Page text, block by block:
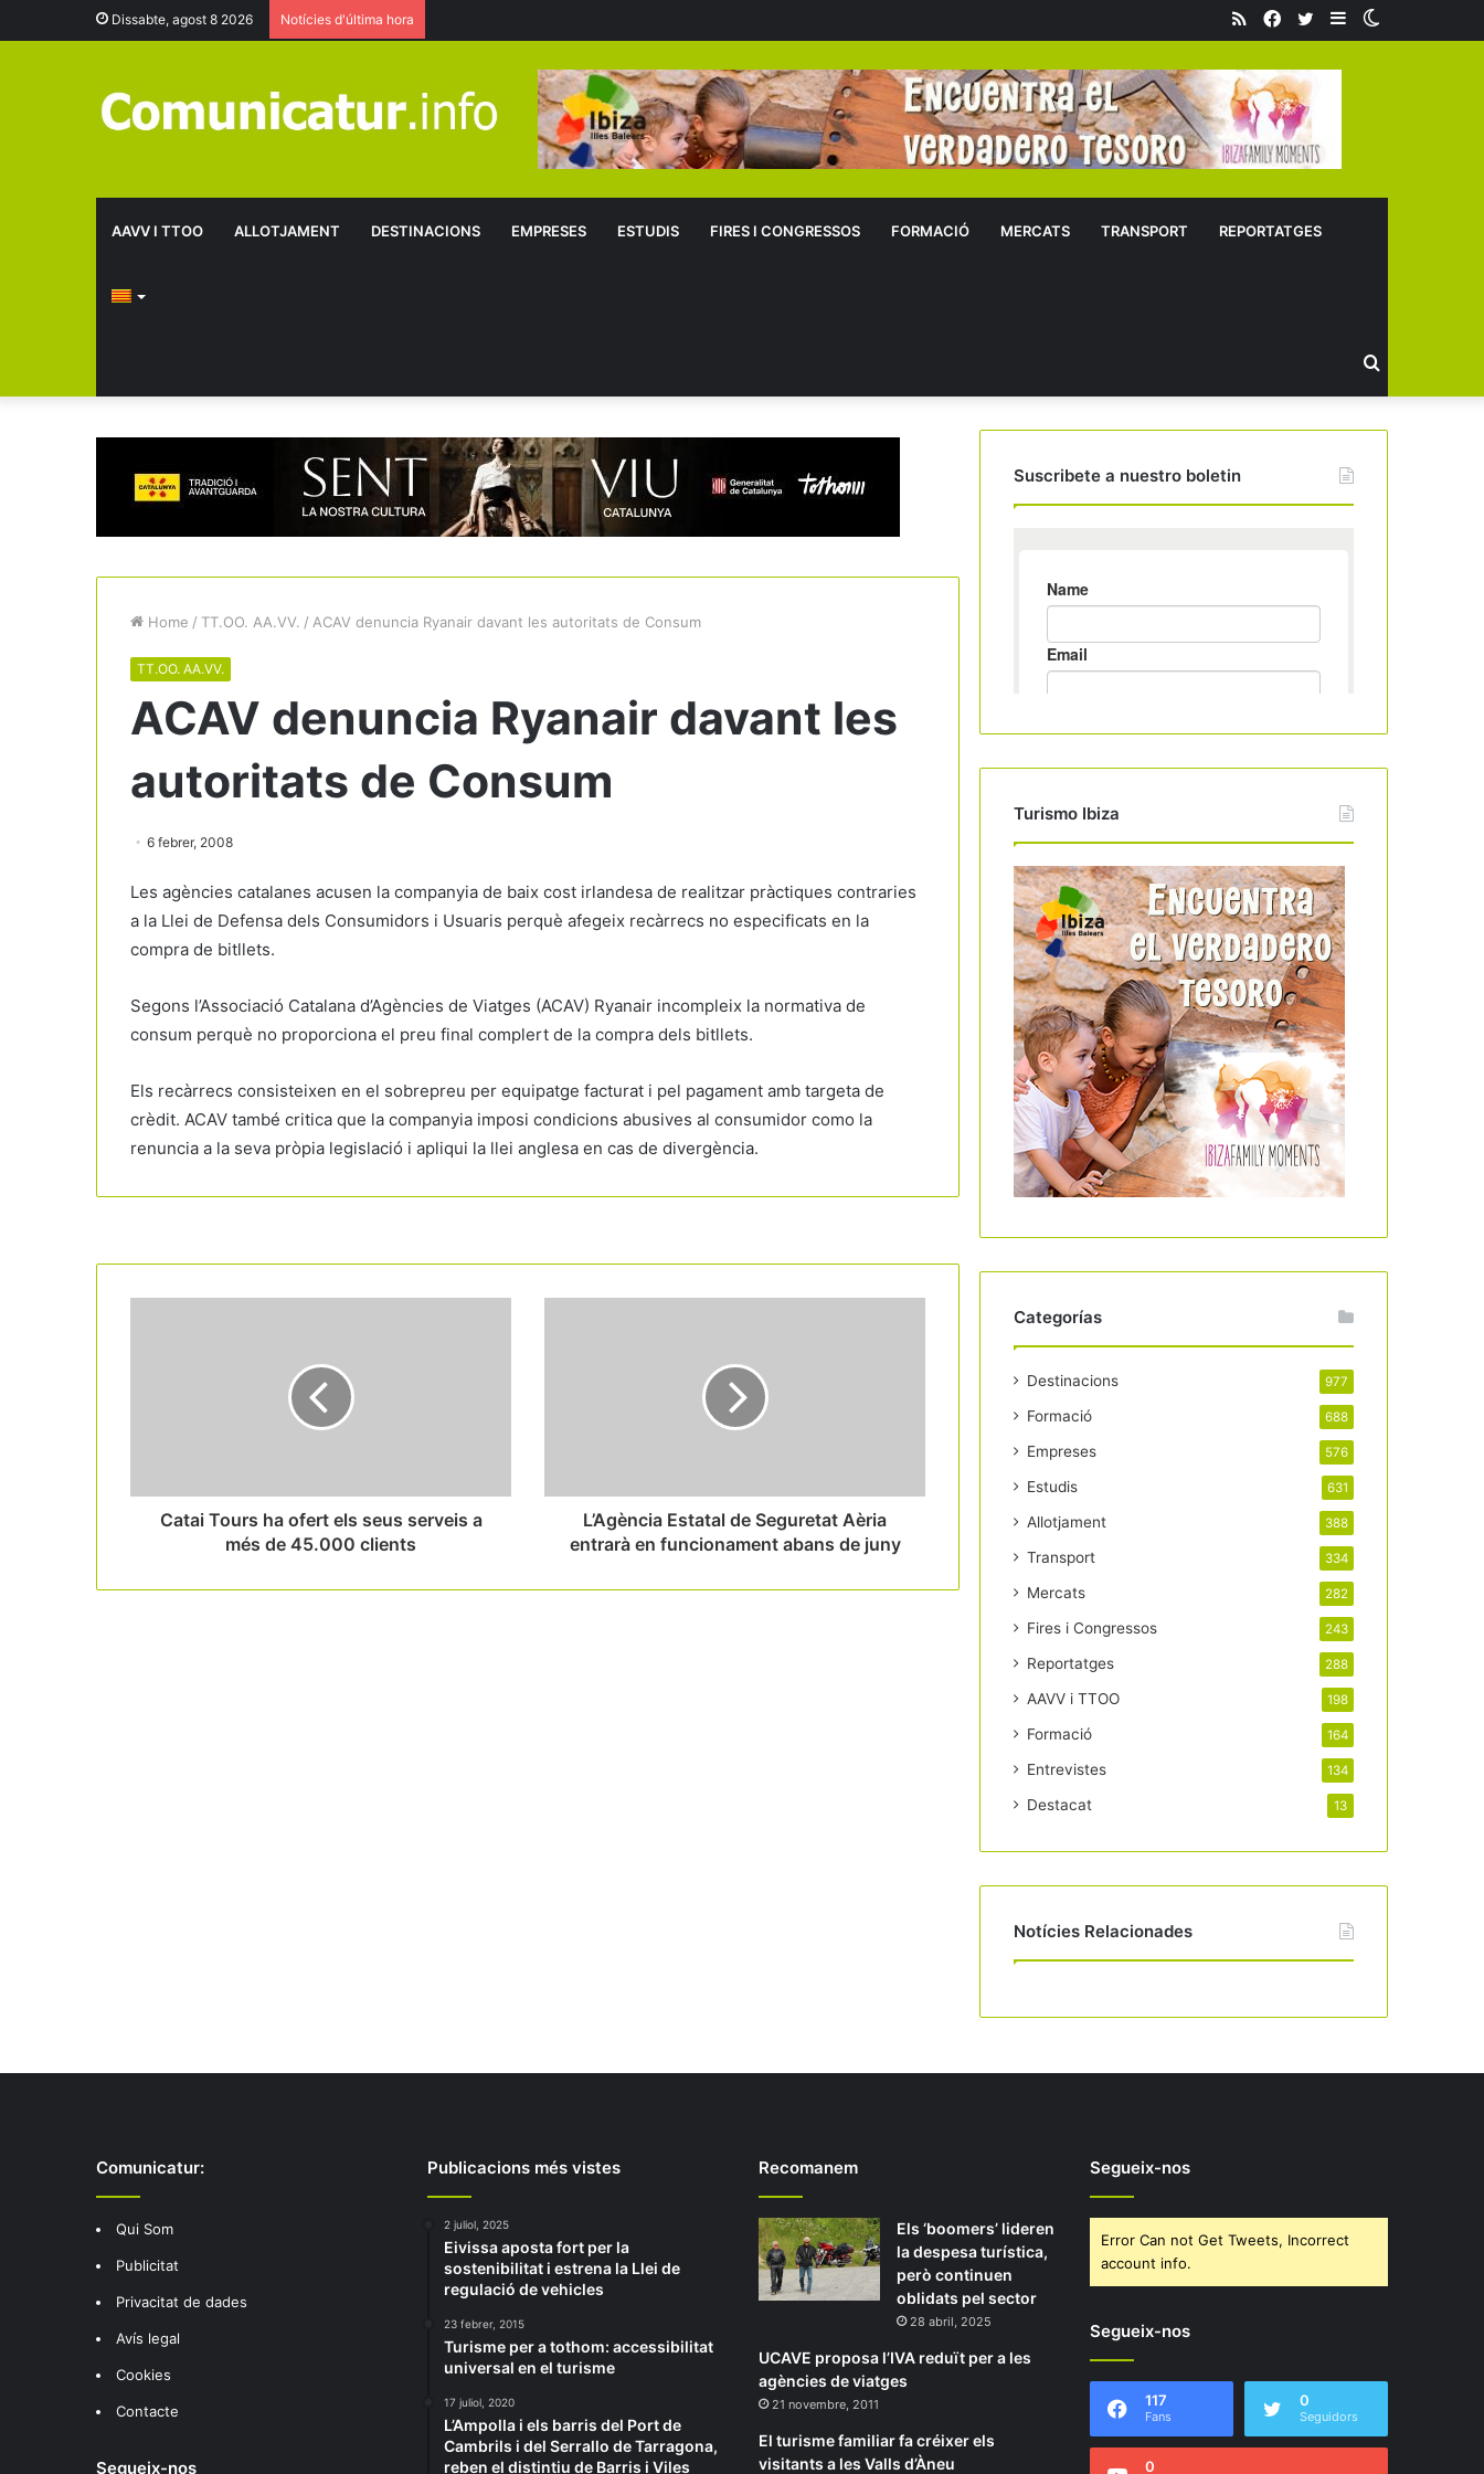
Dissabte, agost 8 2026 Notícies d'última hora Sidebar
Twitter
Facebook
RSS
AAVV I TTOO ALLOTJAMENT DESTINACIONS EMPRESES ESTUDIS FIRES I CONGRESSOS FORMACIÓ MERCATS TRANSPORT REPORTATGES
Buscar
Home / TT.OO. AA.VV. / ACAV denuncia Ryanair davant les autoritats de Consum
TT.OO. AA.VV.
ACAV denuncia Ryanair davant les
autoritats de Consum
6 febrer, 2008
Les agències catalanes acusen la companyia de baix cost irlandesa de realitzar pràctiques contraries
a la Llei de Defensa dels Consumidors i Usuaris perquè afegeix recàrrecs no especificats en la
compra de bitllets.
Segons l’Associació Catalana d’Agències de Viatges (ACAV) Ryanair incompleix la normativa de
consum perquè no proporciona el preu final complert de la compra dels bitllets.
Els recàrrecs consisteixen en el sobrepreu per equipatge facturat i pel pagament amb targeta de
crèdit. ACAV també critica que la companyia imposi condicions abusives al consumidor como la
renuncia a la seva pròpia legislació i apliqui la llei anglesa en cas de divergència.
Catai Tours ha ofert els seus serveis a
més de 45.000 clients
L’Agència Estatal de Seguretat Aèria
entrarà en funcionament abans de juny
Suscribete a nuestro boletin
Turismo Ibiza
Categorías
Destinacions 977
Formació 688
Empreses 576
Estudis 631
Allotjament 388
Transport 334
Mercats 282
Fires i Congressos 243
Reportatges 288
AAVV i TTOO 198
Formació 164
Entrevistes 134
Destacat 13
Notícies Relacionades
Comunicatur:
Qui Som
Publicitat
Privacitat de dades
Avís legal
Cookies
Contacte
Segueix-nos
Publicacions més vistes
2 juliol, 2025
Eivissa aposta fort per la
sostenibilitat i estrena la Llei de
regulació de vehicles
23 febrer, 2015
Turisme per a tothom: accessibilitat
universal en el turisme
17 juliol, 2020
L’Ampolla i els barris del Port de
Cambrils i del Serrallo de Tarragona,
reben el distintiu de Barris i Viles
Recomanem
Els ‘boomers’ lideren
la despesa turística,
però continuen
oblidats pel sector
28 abril, 2025
UCAVE proposa l’IVA reduït per a les
agències de viatges
21 novembre, 2011
El turisme familiar fa créixer els
visitants a les Valls d’Àneu
Segueix-nos
Error Can not Get Tweets, Incorrect
account info.
Segueix-nos
117
Fans
0
Seguidors
0